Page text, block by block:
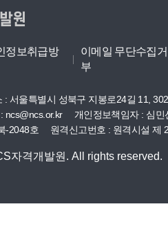
원
정보취급방
이메일 무단수집거
부
: 서울특별시 성북구 지봉로24길 11,
ncs@ncs.or.kr
개인정보책임자 : 심민
-2048호
원격신고번호 : 원격시설 제
자격개발원. All rights reserved.